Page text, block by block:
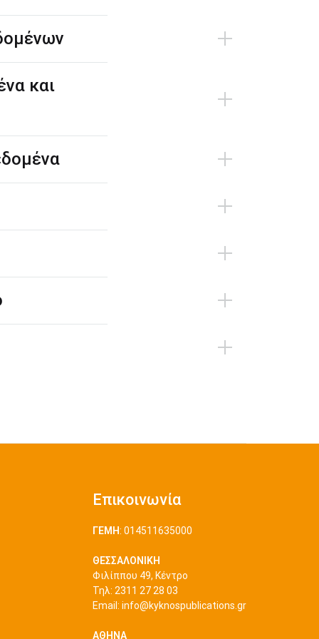
και
Επικοινωνία
ΓΕΜΗ: 014511635000
ΘΕΣΣΑΛΟΝΙΚΗ
Φιλίππου 49, Κέντρο
Τηλ: 2311 27 28 03
Εmail: info@kyknospublications.gr
ΑΘΗΝΑ